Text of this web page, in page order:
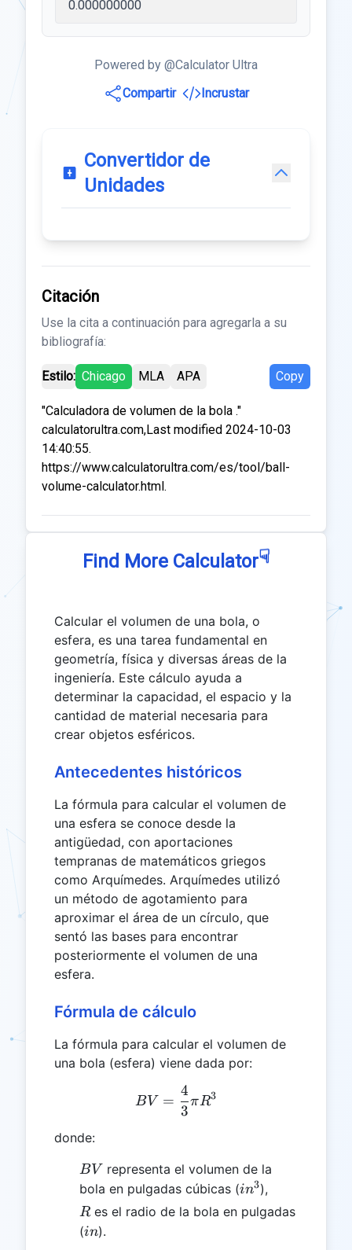
Powered by @Calculator Ultra
Compartir
Incrustar
Convertidor de
Unidades
Citación
Use la cita a continuación para agregarla a su
bibliografía:
Estilo: Chicago MLA APA Copy
"Calculadora de volumen de la bola ."
calculatorultra.com,Last modified 2024-10-03
14:40:55.
https://www.calculatorultra.com/es/tool/ball-
volume-calculator.html.
Find More Calculator☟
Calcular el volumen de una bola, o
esfera, es una tarea fundamental en
geometría, física y diversas áreas de la
ingeniería. Este cálculo ayuda a
determinar la capacidad, el espacio y la
cantidad de material necesaria para
crear objetos esféricos.
Antecedentes históricos
La fórmula para calcular el volumen de
una esfera se conoce desde la
antigüedad, con aportaciones
tempranas de matemáticos griegos
como Arquímedes. Arquímedes utilizó
un método de agotamiento para
aproximar el área de un círculo, que
sentó las bases para encontrar
posteriormente el volumen de una
esfera.
Fórmula de cálculo
La fórmula para calcular el volumen de
una bola (esfera) viene dada por:
BV = \frac{4}{3} \pi R^3
BV =
3
4
πR3
donde:
BV
BV representa el volumen de la
bola en pulgadas cúbicas (in^3
in3),
R
Res el radio de la bola en pulgadas
(in
in).